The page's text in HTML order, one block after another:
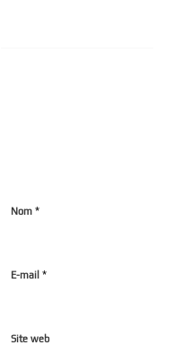
Nom*
E-mail*
Site web